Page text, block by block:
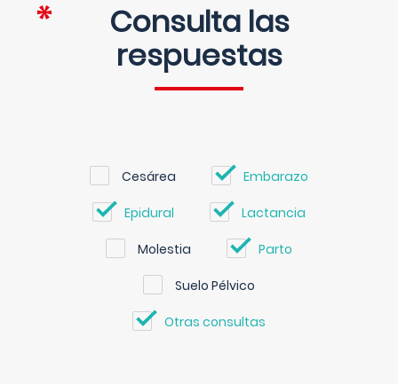
Consulta las
respuestas
Cesárea Embarazo
Epidural Lactancia
Molestia Parto
Suelo Pélvico
Otras consultas